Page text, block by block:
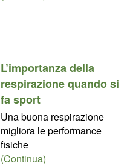
L’importanza della
respirazione quando si
fa sport
Una buona respirazione
migliora le performance
fisiche
(Continua)